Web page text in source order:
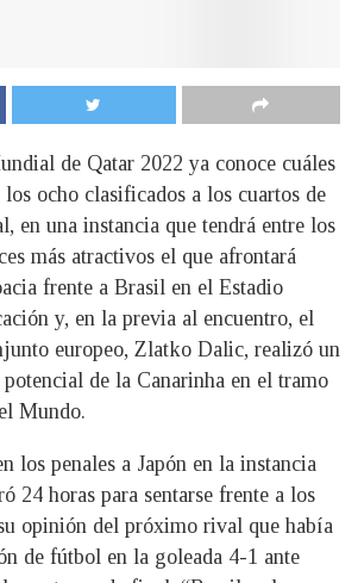
de Qatar 2022 ya conoce cuáles
los ocho clasificados a los cuartos de
en una instancia que tendrá entre los
más atractivos el que afrontará
frente a Brasil en el Estadio
y, en la previa al encuentro, el
europeo, Zlatko Dalic, realizó un
de la Canarinha en el tramo
Mundo.
los penales a Japón en la instancia
24 horas para sentarse frente a los
opinión del próximo rival que había
de fútbol en la goleada 4-1 ante